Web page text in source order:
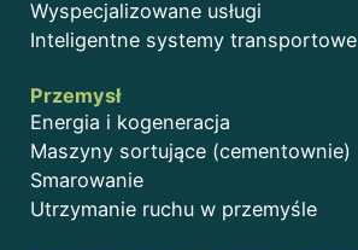
Wyspecjalizowane usługi
Inteligentne systemy transportowe
Przemysł
Energia i kogeneracja
Maszyny sortujące (cementownie)
Smarowanie
Utrzymanie ruchu w przemyśle